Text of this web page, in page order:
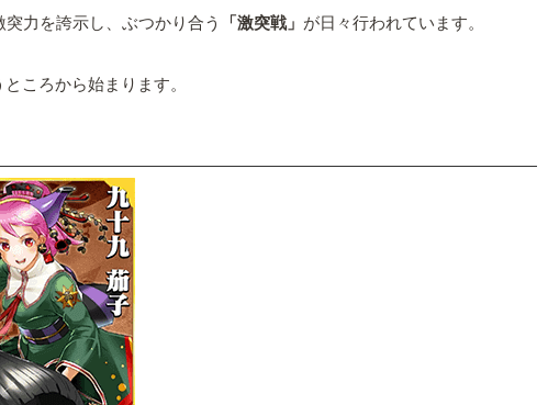
力を誇示し、ぶつかり合う 「激突戦」 が日々行われています。
ころから始まります。